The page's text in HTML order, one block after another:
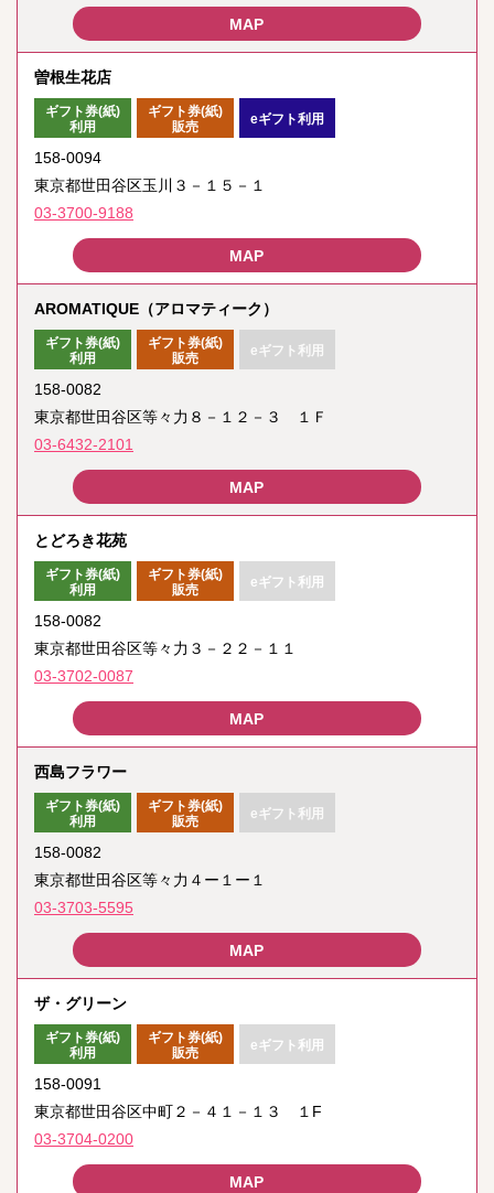
曽根生花店
ギフト券(紙)
利用
ギフト券(紙)
販売
eギフト利用
158-0094
東京都世田谷区玉川３－１５－１
03-3700-9188
AROMATIQUE（アロマティーク）
ギフト券(紙)
利用
ギフト券(紙)
販売
eギフト利用
158-0082
東京都世田谷区等々力８－１２－３ １Ｆ
03-6432-2101
とどろき花苑
ギフト券(紙)
利用
ギフト券(紙)
販売
eギフト利用
158-0082
東京都世田谷区等々力３－２２－１１
03-3702-0087
西島フラワー
ギフト券(紙)
利用
ギフト券(紙)
販売
eギフト利用
158-0082
東京都世田谷区等々力４ー１ー１
03-3703-5595
ザ・グリーン
ギフト券(紙)
利用
ギフト券(紙)
販売
eギフト利用
158-0091
東京都世田谷区中町２－４１－１３ １F
03-3704-0200